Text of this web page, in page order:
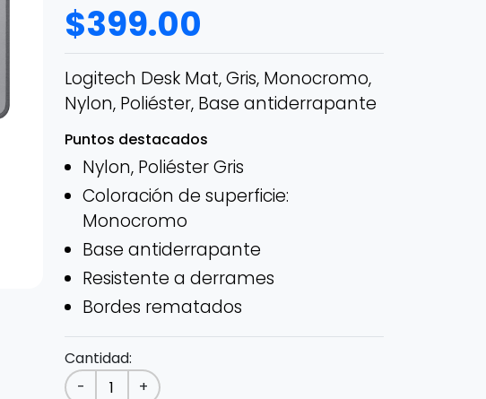
$399.00
Logitech Desk Mat, Gris, Monocromo,
Nylon, Poliéster, Base antiderrapante
Puntos destacados
Nylon, Poliéster Gris
Coloración de superficie:
Monocromo
Base antiderrapante
Resistente a derrames
Bordes rematados
Cantidad:
-
+